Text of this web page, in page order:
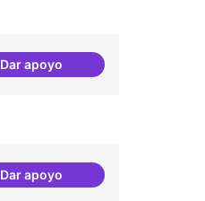
Dar apoyoCanòdrom com a espai de
Dar apoyo20 projectes residents